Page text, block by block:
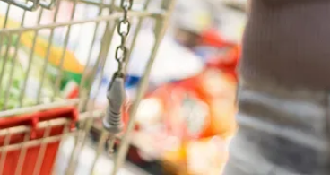
ВЯРА
ОБЯВИ
ВОЙНАТА В
ВРЕМЕТО